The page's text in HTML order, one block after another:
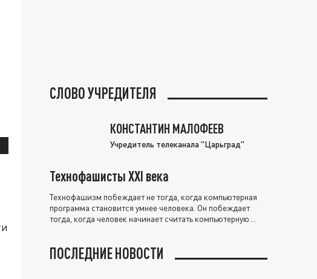
СЛОВО УЧРЕДИТЕЛЯ
КОНСТАНТИН МАЛОФЕЕВ
Учредитель телеканала "Царьград"
Технофашисты XXI века
Технофашизм побеждает не тогда, когда компьютерная
программа становится умнее человека. Он побеждает
тогда, когда человек начинает считать компьютерную
ПОСЛЕДНИЕ НОВОСТИ